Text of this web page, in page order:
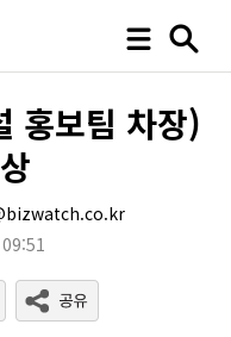
홍보팀 차장)
09:51